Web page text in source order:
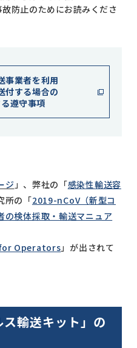
防止のためにお読みくださ
事業者を利用
付する場合の
遵守事項
ジ」、弊社の「感染性輸送容
所の「2019-nCoV（新型コ
の検体採取・輸送マニュア
Operators」が出されて
ス輸送キット」の